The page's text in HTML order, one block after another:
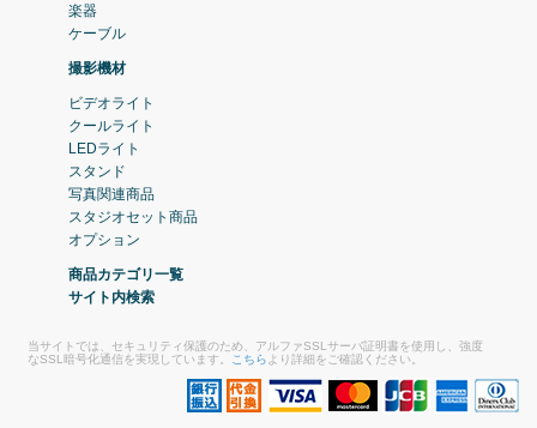
楽器
ケーブル
撮影機材
ビデオライト
クールライト
LEDライト
スタンド
写真関連商品
スタジオセット商品
オプション
商品カテゴリ一覧
サイト内検索
当サイトでは、セキュリティ保護のため、アルファSSLサーバ証明書を使用し、強度
なSSL暗号化通信を実現しています。
こちら より詳細をご確認ください。